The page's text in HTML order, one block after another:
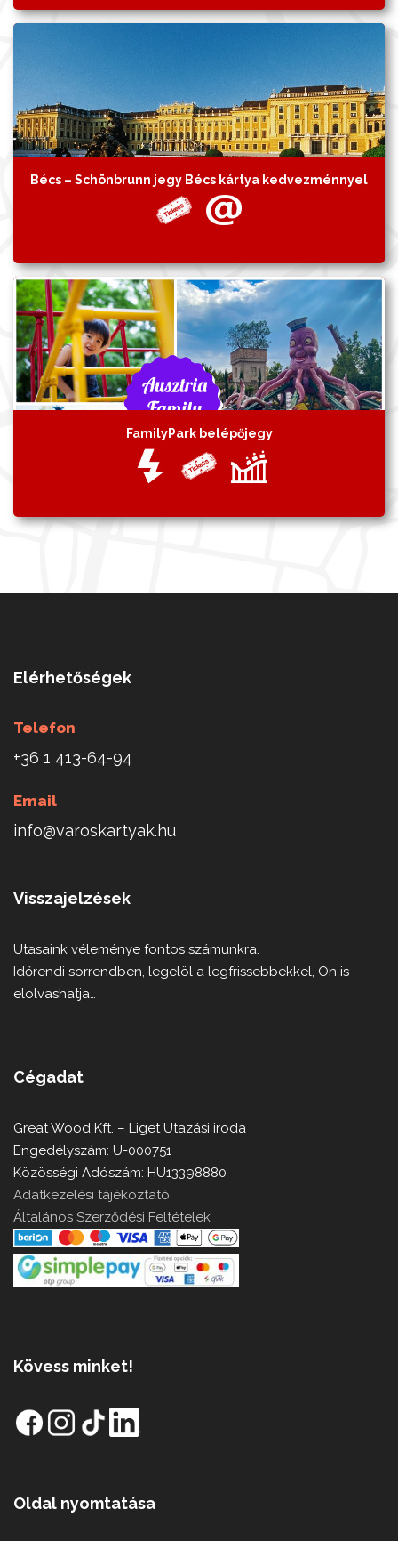
Bécs – Schönbrunn jegy Bécs kártya kedvezménnyel
FamilyPark belépőjegy
Elérhetőségek
Telefon
+36 1 413-64-94
Email
info@varoskartyak.hu
Visszajelzések
Utasaink véleménye fontos számunkra.
Időrendi sorrendben, legelöl a legfrissebbekkel, Ön is
elolvashatja…
Cégadat
Great Wood Kft. – Liget Utazási iroda
Engedélyszám: U-000751
Közösségi Adószám: HU13398880
Adatkezelési tájékoztató
Általános Szerződési Feltételek
Kövess minket!
Oldal nyomtatása